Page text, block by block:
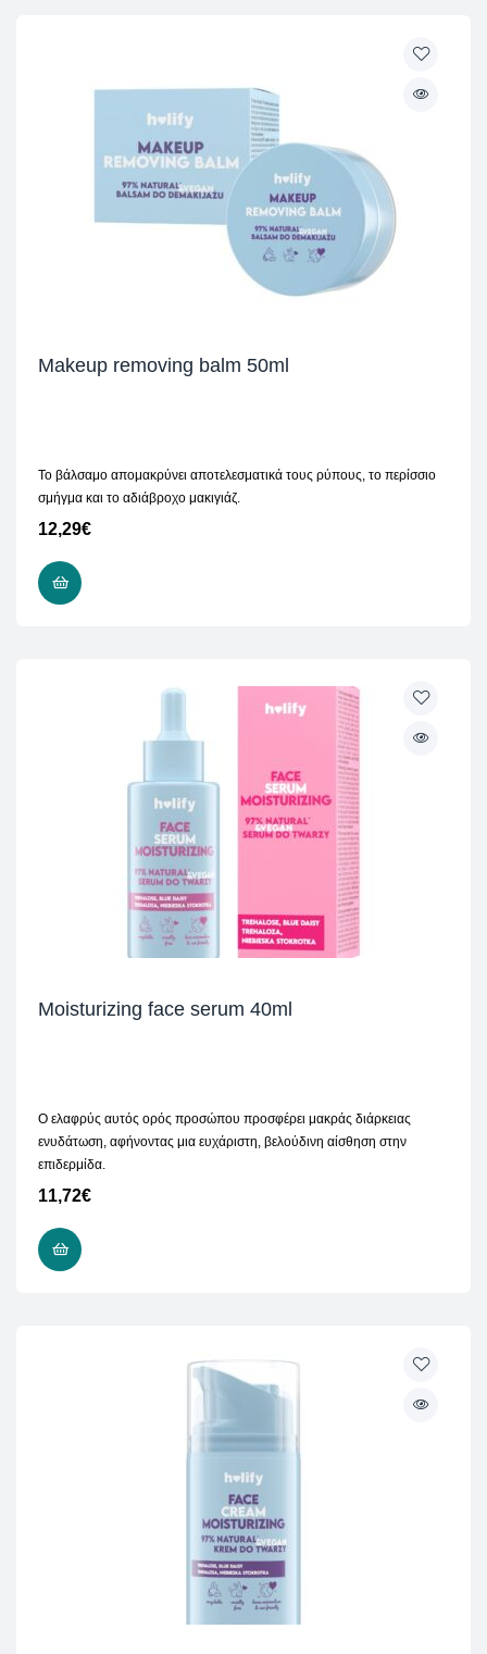
Makeup removing balm 50ml
Το βάλσαμο απομακρύνει αποτελεσματικά τους ρύπους, το περίσσιο
σμήγμα και το αδιάβροχο μακιγιάζ.
12,29€
Moisturizing face serum 40ml
Ο ελαφρύς αυτός ορός προσώπου προσφέρει μακράς διάρκειας
ενυδάτωση, αφήνοντας μια ευχάριστη, βελούδινη αίσθηση στην
επιδερμίδα.
11,72€